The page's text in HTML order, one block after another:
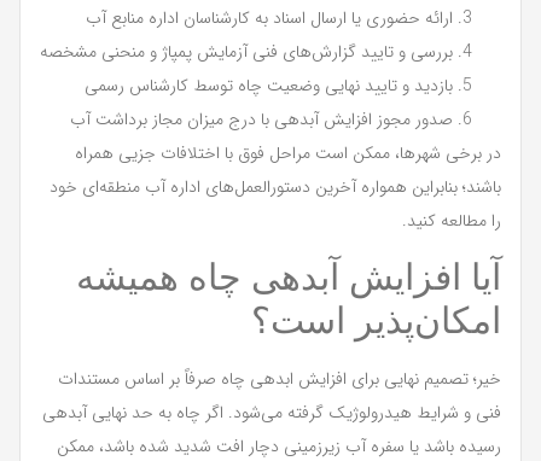
ارائه حضوری یا ارسال اسناد به کارشناسان اداره منابع آب
بررسی و تایید گزارش‌های فنی آزمایش پمپاژ و منحنی مشخصه
بازدید و تایید نهایی وضعیت چاه توسط کارشناس رسمی
صدور مجوز افزایش آبدهی با درج میزان مجاز برداشت آب
در برخی شهرها، ممکن است مراحل فوق با اختلافات جزیی همراه
باشند؛ بنابراین همواره آخرین دستورالعمل‌های اداره آب منطقه‌ای خود
را مطالعه کنید.
آیا افزایش آبدهی چاه همیشه
امکان‌پذیر است؟
خیر؛ تصمیم نهایی برای افزایش ابدهی چاه صرفاً بر اساس مستندات
فنی و شرایط هیدرولوژیک گرفته می‌شود. اگر چاه به حد نهایی آبدهی
رسیده باشد یا سفره آب زیرزمینی دچار افت شدید شده باشد، ممکن